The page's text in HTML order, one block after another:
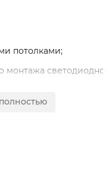
потолками;
монтажа